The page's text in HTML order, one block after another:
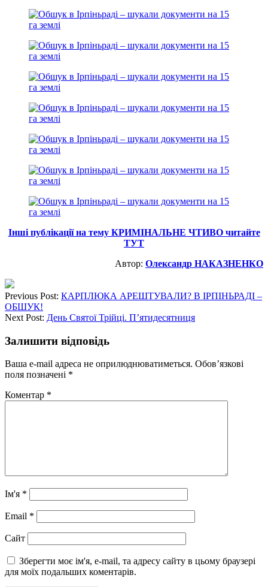
Інші публікації на тему КРИМІНАЛЬНЕ ЧТИВО читайте
ТУТ
Автор: Олександр НАКАЗНЕНКО
Previous Post: КАРПЛЮКА АРЕШТУВАЛИ? В ІРПІНЬРАДІ –
ОБШУК!
Next Post: День Святої Трійці. П’ятидесятниця
Залишити відповідь
Ваша e-mail адреса не оприлюднюватиметься. Обов’язкові
поля позначені *
Коментар *
Ім'я *
Email *
Сайт
Зберегти моє ім'я, e-mail, та адресу сайту в цьому браузері
для моїх подальших коментарів.